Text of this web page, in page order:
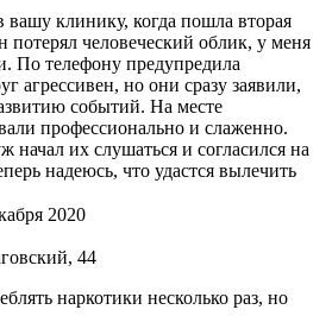
клинику, когда пошла вторая
потерял человеческий облик, у меня
По телефону предупредила
агрессивен, но они сразу заявили,
событий. На месте
профессионально и слаженно.
начал их слушаться и согласился на
надеюсь, что удастся вылечить
2020
44
наркотики несколько раз, но